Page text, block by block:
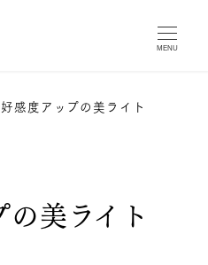
MENU
好感度アップの美ライト
美ライト